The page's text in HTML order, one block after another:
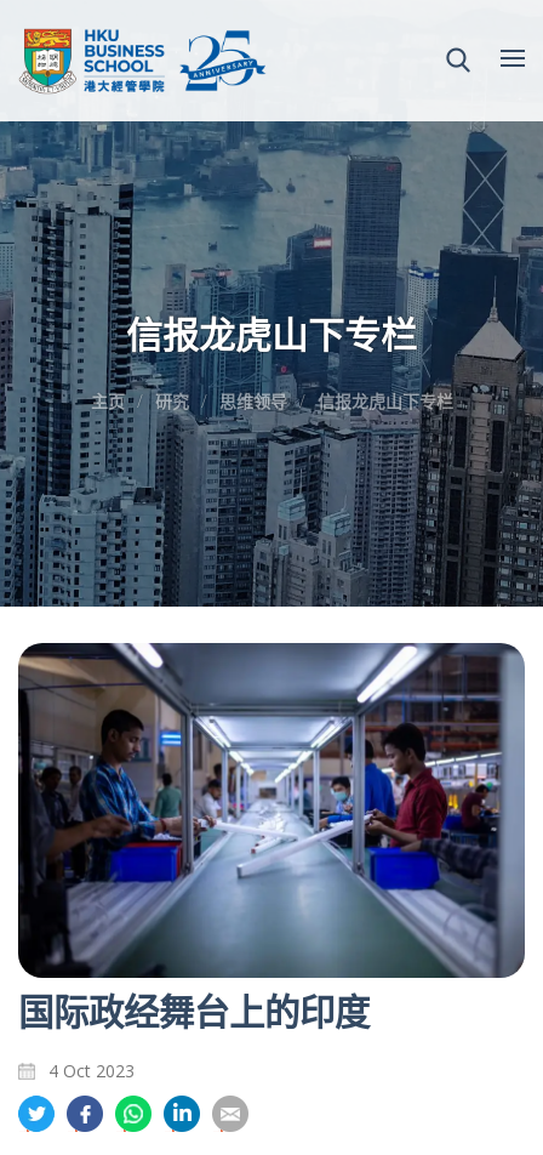
信报龙虎山下专栏
主页 研究 思维领导 信报龙虎山下专栏
国际政经舞台上的印度
4 Oct 2023
分
享
分
享
分
享
享
享